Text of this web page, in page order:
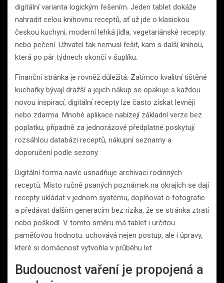
digitální varianta logickým řešením. Jeden tablet dokáže
nahradit celou knihovnu receptů, ať už jde o klasickou
českou kuchyni, moderní lehká jídla, vegetariánské recepty
nebo pečení. Uživatel tak nemusí řešit, kam s další knihou,
která po pár týdnech skončí v šuplíku.
Finanční stránka je rovněž důležitá. Zatímco kvalitní tištěné
kuchařky bývají dražší a jejich nákup se opakuje s každou
novou inspirací, digitální recepty lze často získat levněji
nebo zdarma. Mnohé aplikace nabízejí základní verze bez
poplatku, případně za jednorázové předplatné poskytují
rozsáhlou databázi receptů, nákupní seznamy a
doporučení podle sezony.
Digitální forma navíc usnadňuje archivaci rodinných
receptů. Místo ručně psaných poznámek na okrajích se dají
recepty ukládat v jednom systému, doplňovat o fotografie
a předávat dalším generacím bez rizika, že se stránka ztratí
nebo poškodí. V tomto směru má tablet i určitou
paměťovou hodnotu: uchovává nejen postup, ale i úpravy,
které si domácnost vytvořila v průběhu let.
Budoucnost vaření je propojená a